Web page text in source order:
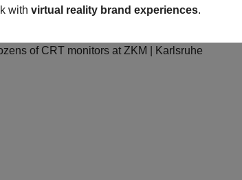
with virtual reality brand experiences.